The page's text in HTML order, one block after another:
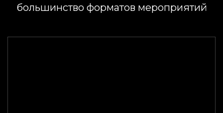
большинство форматов мероприятий